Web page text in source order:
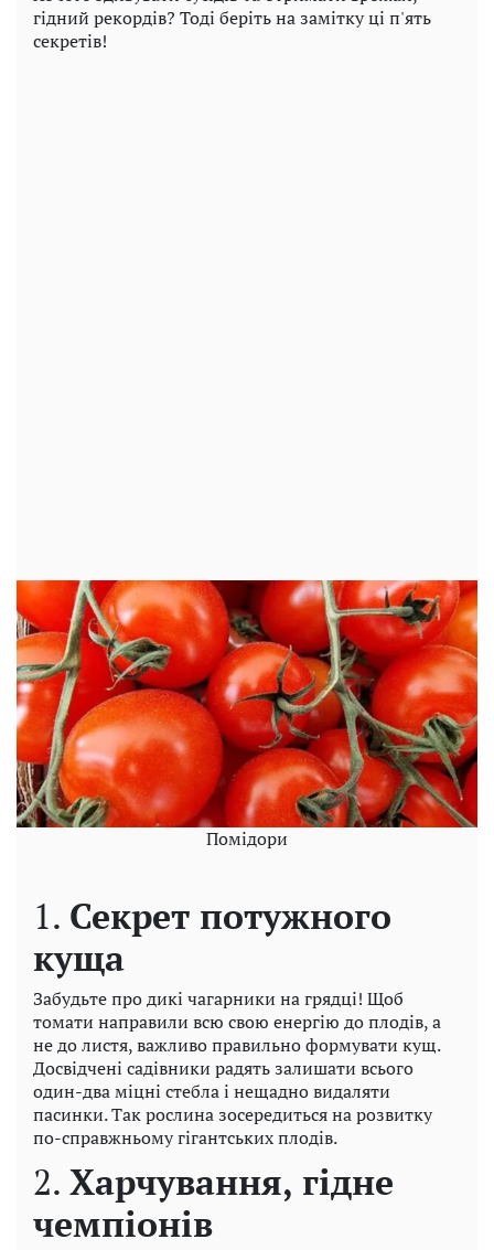
гідний рекордів? Тоді беріть на замітку ці п'ять
секретів!
Помідори
1. Секрет потужного
куща
Забудьте про дикі чагарники на грядці! Щоб
томати направили всю свою енергію до плодів, а
не до листя, важливо правильно формувати кущ.
Досвідчені садівники радять залишати всього
один-два міцні стебла і нещадно видаляти
пасинки. Так рослина зосередиться на розвитку
по-справжньому гігантських плодів.
2. Харчування, гідне
чемпіонів